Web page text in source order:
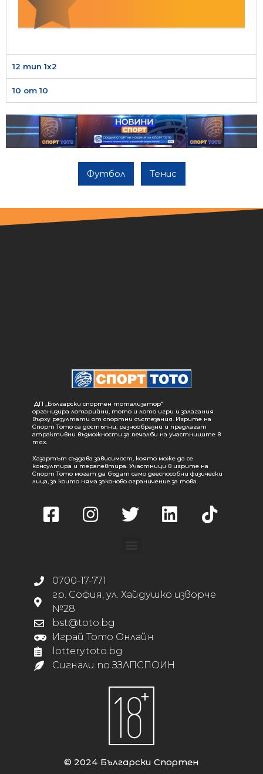
12 тип 1х2
10 от 10
Футбол Тенис
ДП „Български спортен тотализатор“
организира лотарийни, тото и лото игри и залагания
върху резултати от спортни състезания. Игрите на
Спорт Тото са достъпни, разнообразни и предлагат
атрактивни възможности за печалби на участниците в
тях.
Хазартът създава зависимост, която може да се
консултира и терапевтира. Участници в игрите на
Спорт Тото могат да бъдат само дееспособни физически
лица, за които няма законово ограничение за това.
0700-17-771
гр. София, ул. Хайдушко изворче
№28
bst@toto.bg
Играй Тото Онлайн
lottery.toto.bg
Сигнали по ЗЗЛПСПОИН
© 2024 Български Спортен